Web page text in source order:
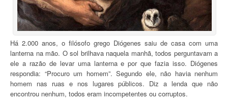
Há 2.000 anos, o filósofo grego Diógenes saiu de casa com uma
lanterna na mão. O sol brilhava naquela manhã, todos perguntavam a
ele a razão de levar uma lanterna e por que fazia isso. Diógenes
respondia: “Procuro um homem”. Segundo ele, não havia nenhum
homem nas ruas e nos lugares públicos. Diz a lenda que não
encontrou nenhum, todos eram incompetentes ou corruptos.